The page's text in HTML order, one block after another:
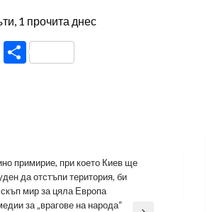
1 прочита днес
X Share
примирие, при което Киев ще
да отстъпи територия, би
мир за цяла Европа
за „врагове на народа“